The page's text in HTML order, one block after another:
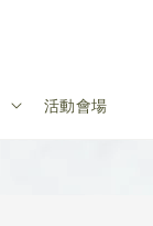
活動會場